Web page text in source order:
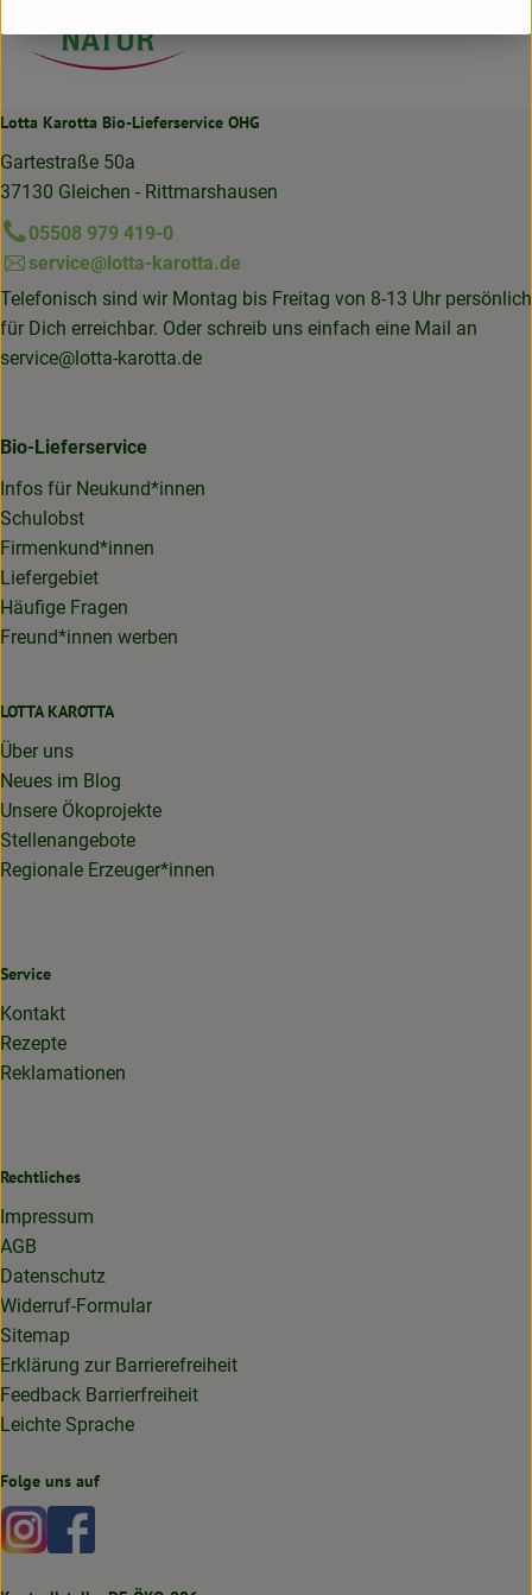
Lotta Karotta Bio-Lieferservice OHG
Gartestraße 50a
37130 Gleichen - Rittmarshausen
05508 979 419-0
service@lotta-karotta.de
Telefonisch sind wir Montag bis Freitag von 8-13 Uhr persönlich
für Dich erreichbar. Oder schreib uns einfach eine Mail an
service@lotta-karotta.de
Bio-Lieferservice
Infos für Neukund*innen
Schulobst
Firmenkund*innen
Liefergebiet
Häufige Fragen
Freund*innen werben
LOTTA KAROTTA
Über uns
Neues im Blog
Unsere Ökoprojekte
Stellenangebote
Regionale Erzeuger*innen
Service
Kontakt
Rezepte
Reklamationen
Rechtliches
Impressum
AGB
Datenschutz
Widerruf-Formular
Sitemap
Erklärung zur Barrierefreiheit
Feedback Barrierfreiheit
Leichte Sprache
Folge uns auf
Externer Link zu https://www.instagram.com/